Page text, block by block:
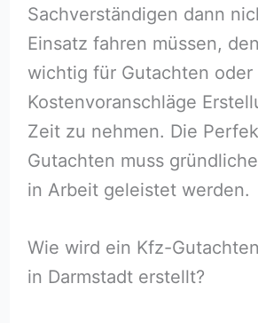
Sachverständigen dann
Einsatz fahren müssen,
wichtig für Gutachten oder
Kostenvoranschläge
Zeit zu nehmen. Die
Gutachten muss
in Arbeit geleistet werden.
Wie wird ein Kfz-Gutachten
in Darmstadt erstellt?